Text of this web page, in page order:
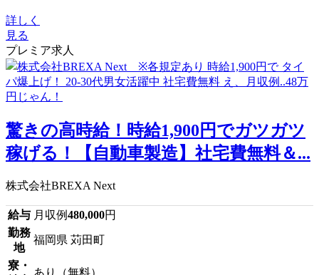
詳しく
見る
プレミア求人
驚きの高時給！時給1,900円でガツガツ
稼げる！【自動車製造】社宅費無料＆...
株式会社BREXA Next
給与 月収例480,000円
勤務
地
福岡県 苅田町
寮・
あり（無料）